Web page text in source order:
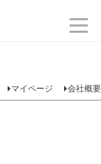
マイページ 会社概要